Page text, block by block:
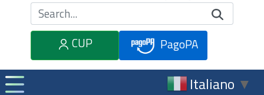
Cerca nel sito
CUP
PagoPA
Italiano ▼